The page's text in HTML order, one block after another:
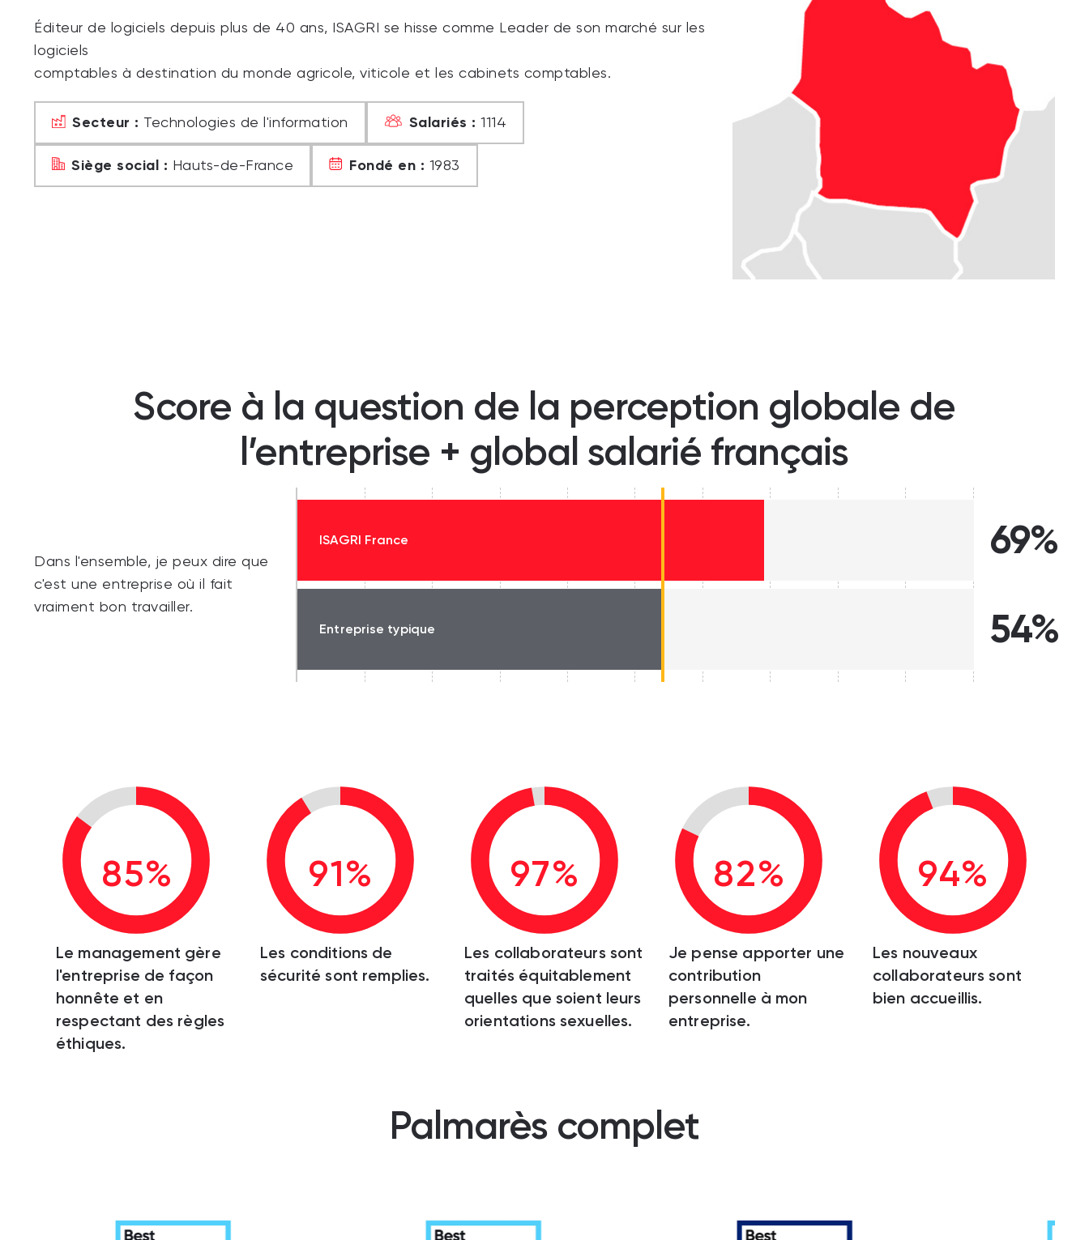
Éditeur de logiciels depuis plus de 40 ans, ISAGRI se hisse comme Leader de son marché sur les
logiciels
comptables à destination du monde agricole, viticole et les cabinets comptables.
Secteur : Technologies de l'information Salariés : 1114
Siège social : Hauts-de-France Fondé en : 1983
Score à la question de la perception globale de
l’entreprise + global salarié français
Dans l'ensemble, je peux dire que
c'est une entreprise où il fait
vraiment bon travailler.
ISAGRI France 69%
Entreprise typique 54%
85%
Le management gère
l'entreprise de façon
honnête et en
respectant des règles
éthiques.
91%
Les conditions de
sécurité sont remplies.
97%
Les collaborateurs sont
traités équitablement
quelles que soient leurs
orientations sexuelles.
82%
Je pense apporter une
contribution
personnelle à mon
entreprise.
94%
Les nouveaux
collaborateurs sont
bien accueillis.
Palmarès complet